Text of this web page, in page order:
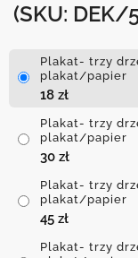
(SKU: DEK/
Plakat- trzy
plakat/papier
18 zł
Plakat- trzy
plakat/papier
30 zł
Plakat- trzy
plakat/papier
45 zł
Plakat- trzy